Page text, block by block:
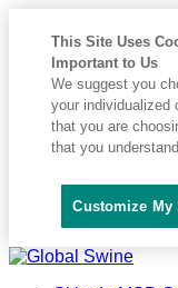
Placeholder
Skip
Skip
This Site Uses
Important to Us
We suggest you
your individualized
that you are
that you
Customize My